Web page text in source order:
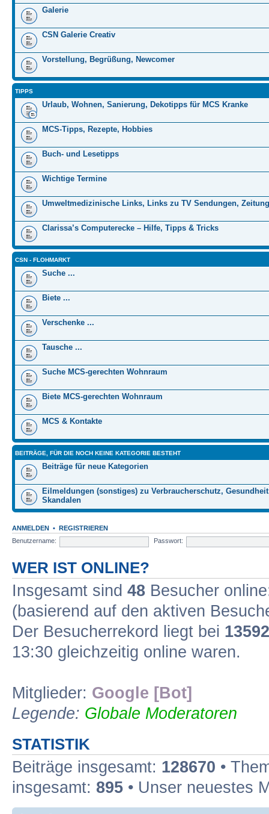
Galerie
CSN Galerie Creativ
Vorstellung, Begrüßung, Newcomer
TIPPS
Urlaub, Wohnen, Sanierung, Dekotipps für MCS Kranke
MCS-Tipps, Rezepte, Hobbies
Buch- und Lesetipps
Wichtige Termine
Umweltmedizinische Links, Links zu TV Sendungen,
Clarissa’s Computerecke – Hilfe, Tipps & Tricks
CSN - FLOHMARKT
Suche ...
Biete ...
Verschenke ...
Tausche ...
Suche MCS-gerechten Wohnraum
Biete MCS-gerechten Wohnraum
MCS & Kontakte
BEITRÄGE, FÜR DIE NOCH KEINE KATEGORIE BESTEHT
Beiträge für neue Kategorien
Eilmeldungen (sonstiges) zu Verbraucherschutz,
Skandalen
ANMELDEN • REGISTRIEREN
Benutzername:
Passwort:
WER IST ONLINE?
Insgesamt sind 48 Besucher
(basierend auf den aktiven
Der Besucherrekord liegt bei 13592
13:30 gleichzeitig online waren.
Mitglieder: Google [Bot]
Legende: Globale Moderatoren
STATISTIK
Beiträge insgesamt: 128670 •
insgesamt: 895 • Unser neuestes